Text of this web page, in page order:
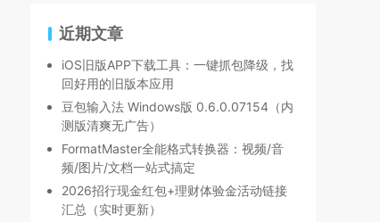
近期文章
iOS旧版APP下载工具：一键抓包降级，找
回好用的旧版本应用
豆包输入法 Windows版 0.6.0.07154（内
测版清爽无广告）
FormatMaster全能格式转换器：视频/音
频/图片/文档一站式搞定
2026招行现金红包+理财体验金活动链接
汇总（实时更新）